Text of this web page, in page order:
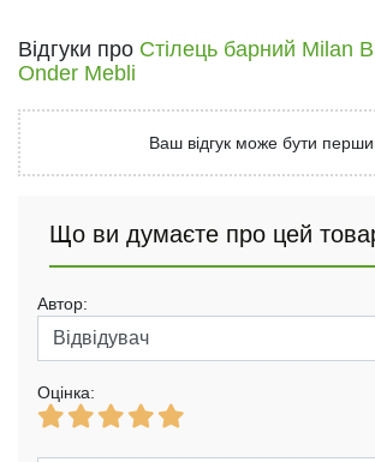
Відгуки про Стілець барний Milan
Onder Mebli
Ваш відгук може бути
Що ви думаєте про цей
Автор:
Оцінка: